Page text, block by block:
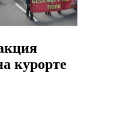
курорте